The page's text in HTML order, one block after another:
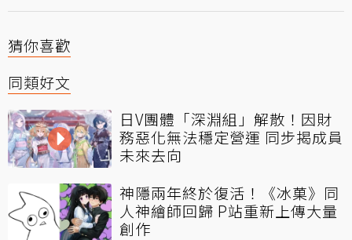
猜你喜歡
同類好文
日V團體「深淵組」解散！因財
務惡化無法穩定營運 同步揭成員
未來去向
神隱兩年終於復活！《冰菓》同
人神繪師回歸 P站重新上傳大量
創作